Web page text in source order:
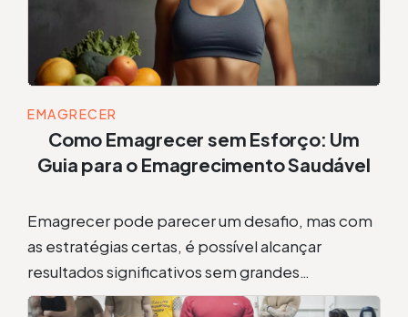
EMAGRECER
Como Emagrecer sem Esforço: Um
Guia para o Emagrecimento Saudável
Emagrecer pode parecer um desafio, mas com
as estratégias certas, é possível alcançar
resultados significativos sem grandes…